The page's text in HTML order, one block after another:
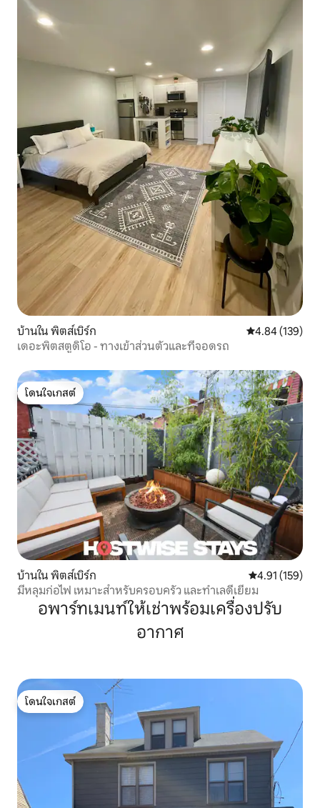
บ้านใน พิตส์เบิร์ก คะแนนเฉลี่ย
4.84 (139)
เดอะพิตสตูดิโอ - ทางเข้าส่วนตัวและที่จอดรถ
โดนใจเกสต์
โดนใจเกสต์
บ้านใน พิตส์เบิร์ก คะแนนเฉลี่ย
4.91 (159)
มีหลุมก่อไฟ เหมาะสำหรับครอบครัว และทำเลดีเยี่ยม
อพาร์ทเมนท์ให้เช่าพร้อมเครื่องปรับ
อากาศ
โดนใจเกสต์
โดนใจเกสต์